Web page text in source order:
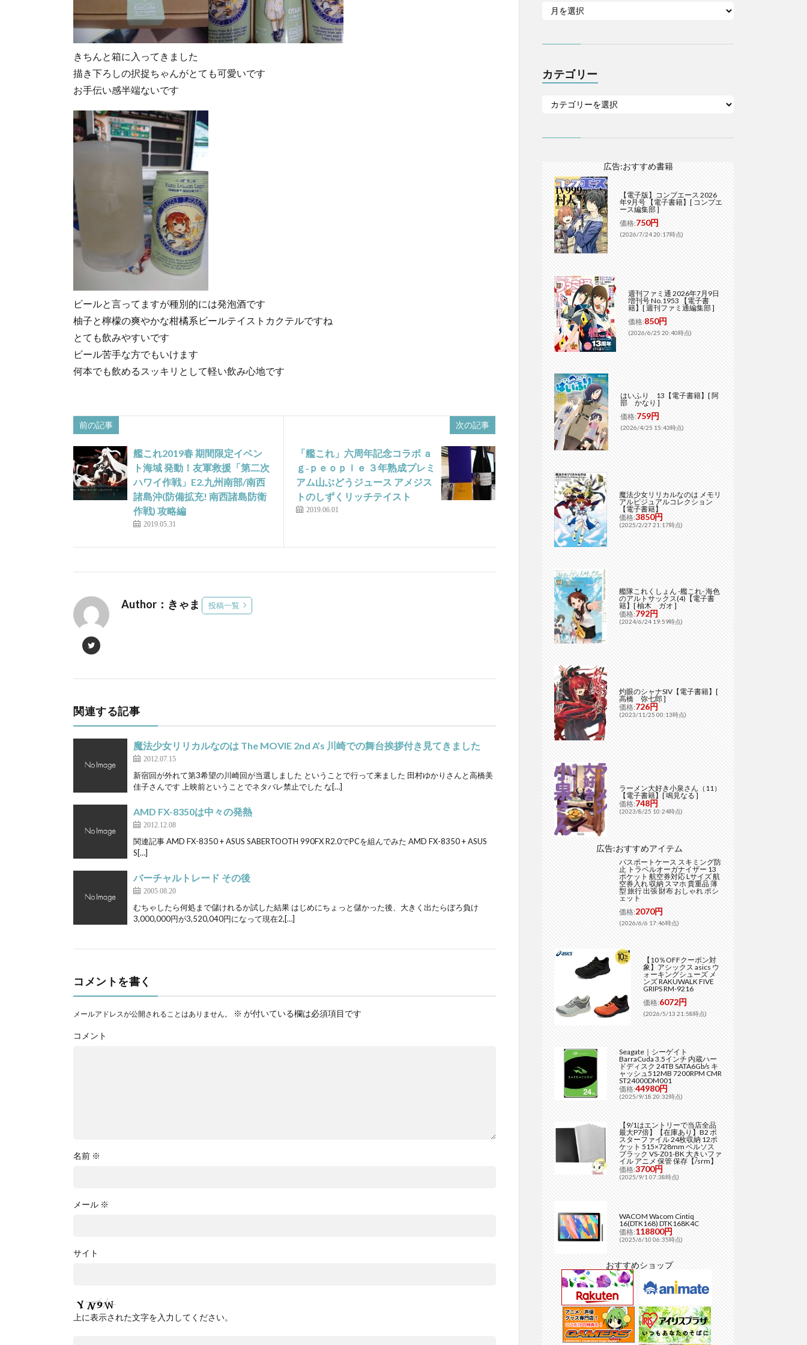
きちんと箱に入ってきました
描き下ろしの択捉ちゃんがとても可愛いです
お手伝い感半端ないです
ビールと言ってますが種別的には発泡酒です
柚子と檸檬の爽やかな柑橘系ビールテイストカクテルですね
とても飲みやすいです
ビール苦手な方でもいけます
何本でも飲めるスッキリとして軽い飲み心地です
前の記事
艦これ2019春 期間限定イベン
ト海域 発動！友軍救援「第二次
ハワイ作戦」E2.九州南部/南西
諸島沖(防備拡充! 南西諸島防衛
作戦) 攻略編
2019.05.31
次の記事
「艦これ」六周年記念コラボ ａ
ｇ‐ｐｅｏｐｌｅ ３年熟成プレミ
アム山ぶどうジュース アメジス
トのしずくリッチテイスト
2019.06.01
Author：きゃま 投稿一覧
関連する記事
魔法少女リリカルなのは The MOVIE 2nd A’s 川崎での舞台挨拶付き見てきました
2012.07.15
新宿回が外れて第3希望の川崎回が当選しました ということで行って来ました 田村ゆかりさんと高橋美
佳子さんです 上映前ということでネタバレ禁止でした な[…]
AMD FX-8350は中々の発熱
2012.12.08
関連記事 AMD FX-8350 + ASUS SABERTOOTH 990FX R2.0でPCを組んでみた AMD FX-8350 + ASUS
S[…]
バーチャルトレード その後
2005.08.20
むちゃしたら何処まで儲けれるか試した結果 はじめにちょっと儲かった後、大きく出たらぼろ負け
3,000,000円が3,520,040円になって現在2,[…]
コメントを書く
メールアドレスが公開されることはありません。 ※ が付いている欄は必須項目です
コメント
名前 ※
メール ※
サイト
上に表示された文字を入力してください。
カテゴリー
広告:おすすめ書籍
【電子版】コンプエース 2026
年9月号 【電子書籍】[ コンプエ
ース編集部 ]
価格:750円
(2026/7/24 20:17時点)
週刊ファミ通 2026年7月9日
増刊号 No.1953 【電子書
籍】[ 週刊ファミ通編集部 ]
価格:850円
(2026/6/25 20:40時点)
はいふり 13【電子書籍】[ 阿
部 かなり ]
価格:759円
(2026/4/25 15:43時点)
魔法少女リリカルなのは メモリ
アルビジュアルコレクション
【電子書籍】
価格:3850円
(2025/2/27 21:17時点)
艦隊これくしょん -艦これ- 海色
のアルトサックス(4)【電子書
籍】[ 柚木 ガオ ]
価格:792円
(2024/6/24 19:59時点)
灼眼のシャナSIV【電子書籍】[
高橋 弥七郎 ]
価格:726円
(2023/11/25 00:13時点)
ラーメン大好き小泉さん（11）
【電子書籍】[ 鳴見なる ]
価格:748円
(2023/8/25 10:24時点)
広告:おすすめアイテム
パスポートケース スキミング防
止 トラベルオーガナイザー 13
ポケット 航空券対応 Lサイズ 航
空券入れ 収納 スマホ 貴重品 薄
型 旅行 出張 財布 おしゃれ ポシ
ェット
価格:2070円
(2026/6/6 17:46時点)
【10％OFFクーポン対
象】アシックス asics ウ
ォーキングシューズ メ
ンズ RAKUWALK FIVE
GRIPS RM-9216
価格:6072円
(2026/5/13 21:58時点)
Seagate｜シーゲイト
BarraCuda 3.5インチ 内蔵ハー
ドディスク 24TB SATA6Gb/s キ
ャッシュ512MB 7200RPM CMR
ST24000DM001
価格:44980円
(2025/9/18 20:32時点)
【9/1はエントリーで当店全品
最大P7倍】【在庫あり】B2 ポ
スターファイル 24枚収納 12ポ
ケット 515×728mm ベルソス
ブラック VS-Z01-BK 大きいファ
イル アニメ 保管 保存【/srm】
価格:3700円
(2025/9/1 07:38時点)
WACOM Wacom Cintiq
16(DTK168) DTK168K4C
価格:118800円
(2025/6/10 06:35時点)
おすすめショップ